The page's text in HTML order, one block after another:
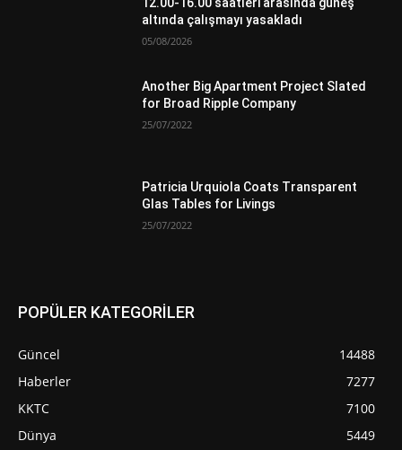
12.00-16.00 saatleri arasında güneş
altında çalışmayı yasakladı
05/08/2026
Another Big Apartment Project Slated
for Broad Ripple Company
25/07/2022
Patricia Urquiola Coats Transparent
Glas Tables for Livings
25/07/2022
POPÜLER KATEGORİLER
Güncel
14488
Haberler
7277
KKTC
7100
Dünya
5449